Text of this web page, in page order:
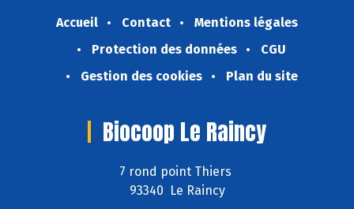
Accueil Contact
Mentions légales
Protection des données
CGU
Gestion des cookies
Plan du site
Biocoop Le Raincy
7 rond point Thiers
93340 Le Raincy